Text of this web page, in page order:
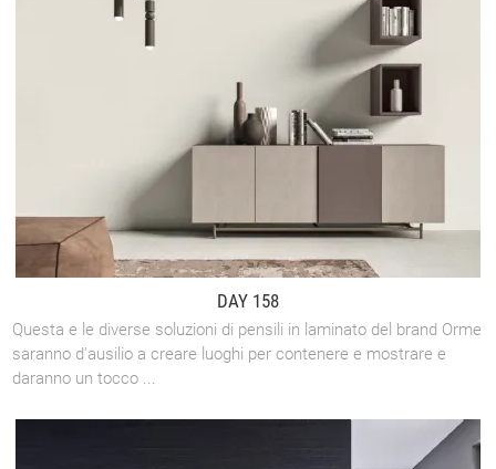
DAY 158
Questa e le diverse soluzioni di pensili in laminato del brand Orme
saranno d'ausilio a creare luoghi per contenere e mostrare e
daranno un tocco ...